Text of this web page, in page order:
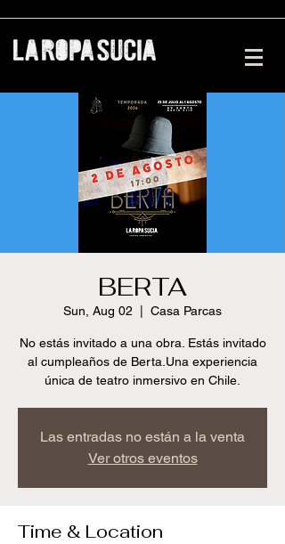
BERTA
Sun, Aug 02 Casa Parcas
No estás invitado a una obra. Estás invitado
al cumpleaños de Berta.Una experiencia
única de teatro inmersivo en Chile.
Las entradas no están a la venta
Ver otros eventos
Time & Location